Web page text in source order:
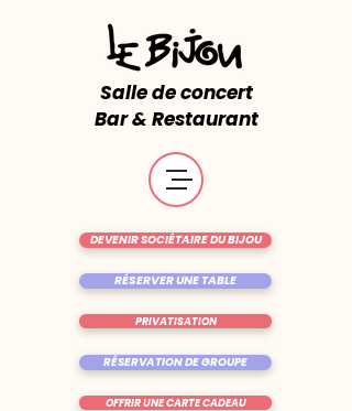
Salle de concert
Bar & Restaurant
RÉSERVER UNE TABLE
OFFRIR UNE CARTE CADEAU
DEVENIR SOCIÉTAIRE DU BIJOU
RÉSERVATION DE GROUPE
PRIVATISATION